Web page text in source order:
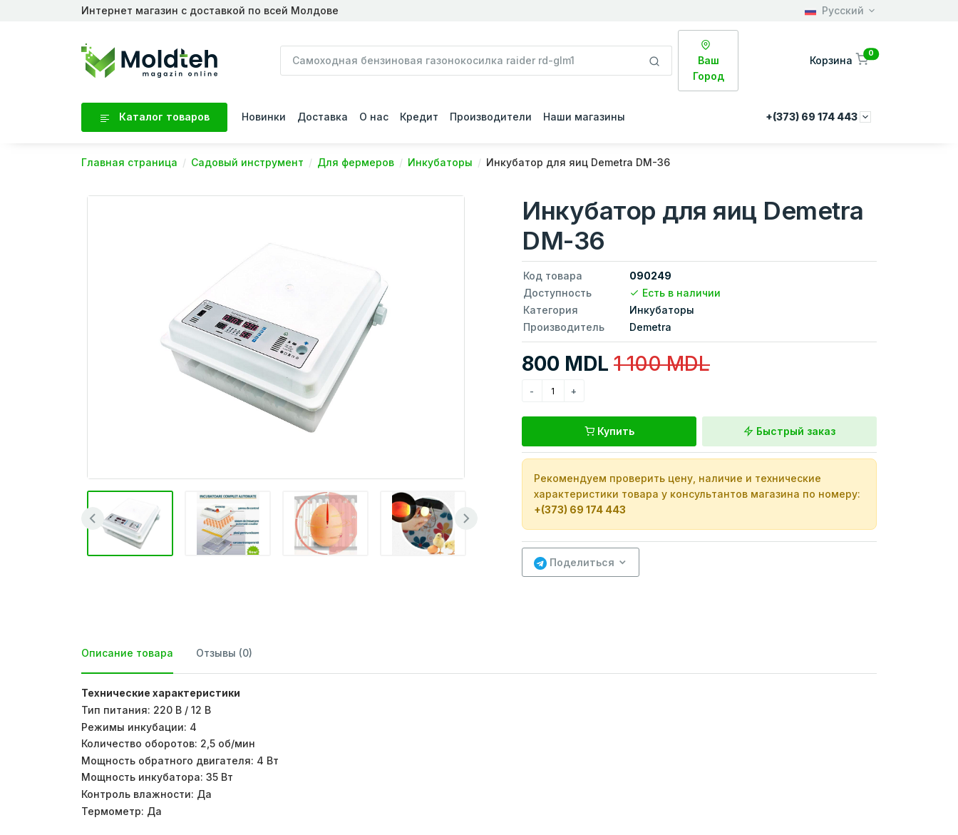
Интернет магазин с доставкой по всей Молдове Русский
Ваш
Город
Корзина
0
Каталог товаров Новинки Доставка О нас Кредит Производители Наши магазины +(373) 69 174 443
Главная страница Садовый инструмент Для фермеров Инкубаторы Инкубатор для яиц Demetra DM-36
Инкубатор для яиц Demetra
DM-36
Код товара
090249
Доступность
Есть в наличии
Категория
Инкубаторы
Производитель
Demetra
800 MDL 1 100 MDL
Купить Быстрый заказ
Рекомендуем проверить цену, наличие и технические
характеристики товара у консультантов магазина по номеру:
+(373) 69 174 443
Поделиться
Описание товара Отзывы (0)
Технические характеристики
Тип питания: 220 В / 12 В
Режимы инкубации: 4
Количество оборотов: 2,5 об/мин
Мощность обратного двигателя: 4 Вт
Мощность инкубатора: 35 Вт
Контроль влажности: Да
Термометр: Да